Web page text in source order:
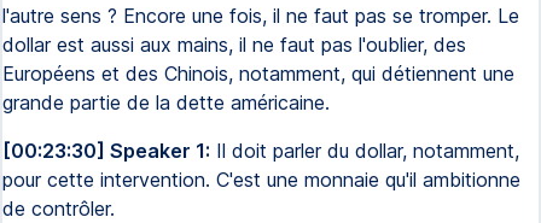
l'autre sens ? Encore une fois, il ne faut pas se tromper. Le
dollar est aussi aux mains, il ne faut pas l'oublier, des
Européens et des Chinois, notamment, qui détiennent une
grande partie de la dette américaine.
[00:23:30] Speaker 1: Il doit parler du dollar, notamment,
pour cette intervention. C'est une monnaie qu'il ambitionne
de contrôler.